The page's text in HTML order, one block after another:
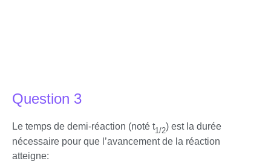
Question 3
Le temps de demi-réaction (noté t1/2) est la durée
nécessaire pour que l’avancement de la réaction
atteigne: